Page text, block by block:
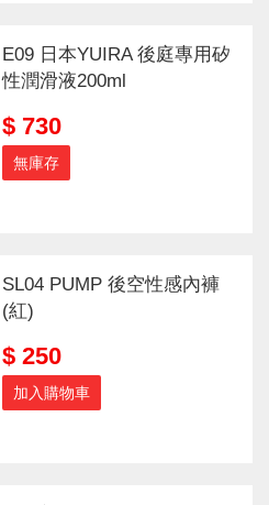
E09 日本YUIRA 後庭專用矽
性潤滑液200ml
$ 730
無庫存
SL04 PUMP 後空性感內褲
(紅)
$ 250
加入購物車